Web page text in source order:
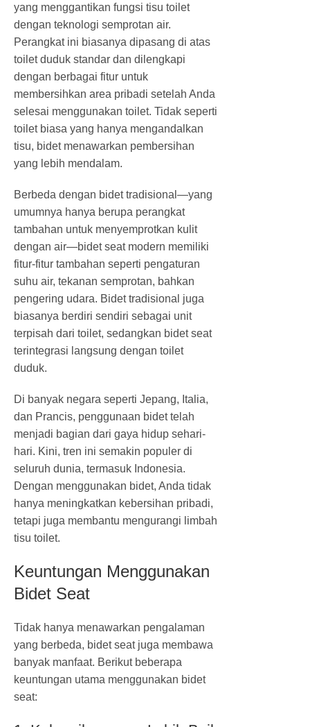
yang menggantikan fungsi tisu toilet
dengan teknologi semprotan air.
Perangkat ini biasanya dipasang di atas
toilet duduk standar dan dilengkapi
dengan berbagai fitur untuk
membersihkan area pribadi setelah Anda
selesai menggunakan toilet. Tidak seperti
toilet biasa yang hanya mengandalkan
tisu, bidet menawarkan pembersihan
yang lebih mendalam.
Berbeda dengan bidet tradisional—yang
umumnya hanya berupa perangkat
tambahan untuk menyemprotkan kulit
dengan air—bidet seat modern memiliki
fitur-fitur tambahan seperti pengaturan
suhu air, tekanan semprotan, bahkan
pengering udara. Bidet tradisional juga
biasanya berdiri sendiri sebagai unit
terpisah dari toilet, sedangkan bidet seat
terintegrasi langsung dengan toilet
duduk.
Di banyak negara seperti Jepang, Italia,
dan Prancis, penggunaan bidet telah
menjadi bagian dari gaya hidup sehari-
hari. Kini, tren ini semakin populer di
seluruh dunia, termasuk Indonesia.
Dengan menggunakan bidet, Anda tidak
hanya meningkatkan kebersihan pribadi,
tetapi juga membantu mengurangi limbah
tisu toilet.
Keuntungan Menggunakan
Bidet Seat
Tidak hanya menawarkan pengalaman
yang berbeda, bidet seat juga membawa
banyak manfaat. Berikut beberapa
keuntungan utama menggunakan bidet
seat: